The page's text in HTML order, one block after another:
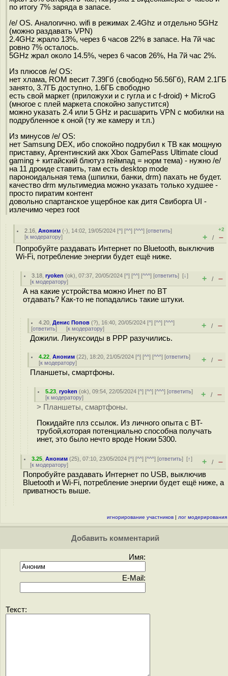
по итогу 7% заряда в запасе.
/e/ OS. Аналогично. wifi в режимах 2.4Ghz и отдельно 5GHz
(можно раздавать VPN)
2.4GHz жрало 13%, через 6 часов 22% в запасе. На 7й час
ровно 7% осталось.
5GHz жрал около 14.5%, через 6 часов 26%, На 7й час 2%.
Из плюсов /e/ OS:
нет хлама, ROM весит 7.39Гб (свободно 56.56Гб), RAM 2.1ГБ
занято, 3.7ГБ доступно, 1.6ГБ свободно
есть свой маркет (приложухи и с гугла и с f-droid) + MicroG
(многое с плей маркета спокойно запустится)
можно указать 2.4 или 5 GHz и расшарить VPN с мобилки на
подрубленное к оной (ту же камеру и т.п.)
Из минусов /e/ OS:
нет Samsung DEX, ибо спокойно подрубил к ТВ как мощную
приставку, Аргентинский акк Xbox GamePass Ultimate cloud
gaming + китайский блютуз геймпад = норм тема) - нужно /e/
на 11 дроиде ставить, там есть desktop mode
пароноидальная тема (шпилки, банки, drm) пахать не будет.
качество drm мультимедиа можно указать только худшее -
просто пиратим контент
довольно спартанское ущербное как дитя Свиборга UI -
излечимо через root
2.16 ,Аноним (-), 14:02, 19/05/2024 [^] [^^] [^^^] [ответить]
[к модератору]
+2
+ / –
Попробуйте раздавать Интернет по Bluetooth, выключив
Wi-Fi, потребление энергии будет ещё ниже.
3.18 ,ryoken (ok), 07:37, 20/05/2024 [^] [^^] [^^^] [ответить][↓]
[к модератору] + / –
А на какие устройства можно Инет по BT
отдавать? Как-то не попадались такие штуки.
4.20 ,Денис Попов (?), 16:40, 20/05/2024 [^] [^^] [^^^]
[ответить] [к модератору] + / –
Дожили. Линуксоиды в PPP разучились.
4.22 ,Аноним (22), 18:20, 21/05/2024 [^] [^^] [^^^] [ответить]
[к модератору] + / –
Планшеты, смартфоны.
5.23 ,ryoken (ok), 09:54, 22/05/2024 [^] [^^] [^^^] [ответить]
[к модератору] + / –
> Планшеты, смартфоны.
Покидайте плз ссылок. Из личного опыта с BT-
трубой,которая потенциально способна получать
инет, это было нечто вроде Нокии 5300.
3.25 ,Аноним (25), 07:10, 23/05/2024 [^] [^^] [^^^] [ответить][↑]
[к модератору] + / –
Попробуйте раздавать Интернет по USB, выключив
Bluetooth и Wi-Fi, потребление энергии будет ещё ниже, а
приватность выше.
игнорирование участников | лог модерирования
Добавить комментарий
Имя:
E-Mail:
Текст: